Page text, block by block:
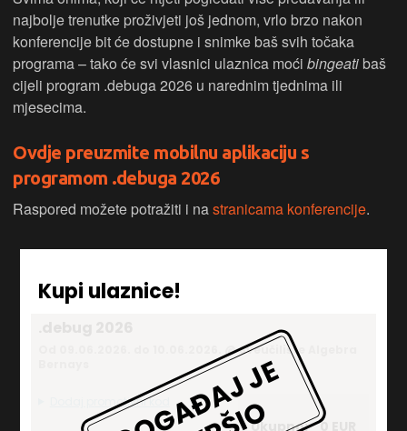
najbolje trenutke proživjeti još jednom, vrlo brzo nakon
konferencije bit će dostupne i snimke baš svih točaka
programa – tako će svi vlasnici ulaznica moći bingeati baš
cijeli program .debuga 2026 u narednim tjednima ili
mjesecima.
Ovdje preuzmite mobilnu aplikaciju s
programom .debuga 2026
Raspored možete potražiti i nastranicama konferencije.